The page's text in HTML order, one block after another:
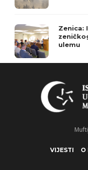
Zenica:
ulemu
VIJESTI O